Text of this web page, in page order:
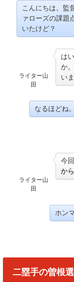
こんにちは。監
ァローズの課題
いたけど？
ライター山
田
は
か
い
なるほどね
ライター山
田
今
か
ホン
二塁手の曽根